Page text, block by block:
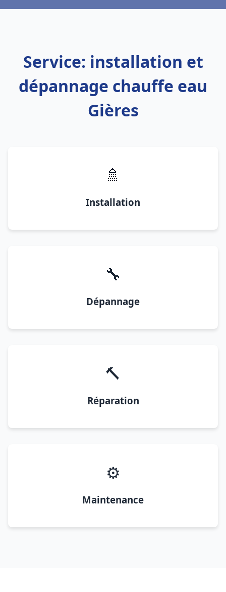
Service: installation et
dépannage chauffe eau
Gières
🚿
Installation
🔧
Dépannage
🔨
Réparation
⚙️
Maintenance